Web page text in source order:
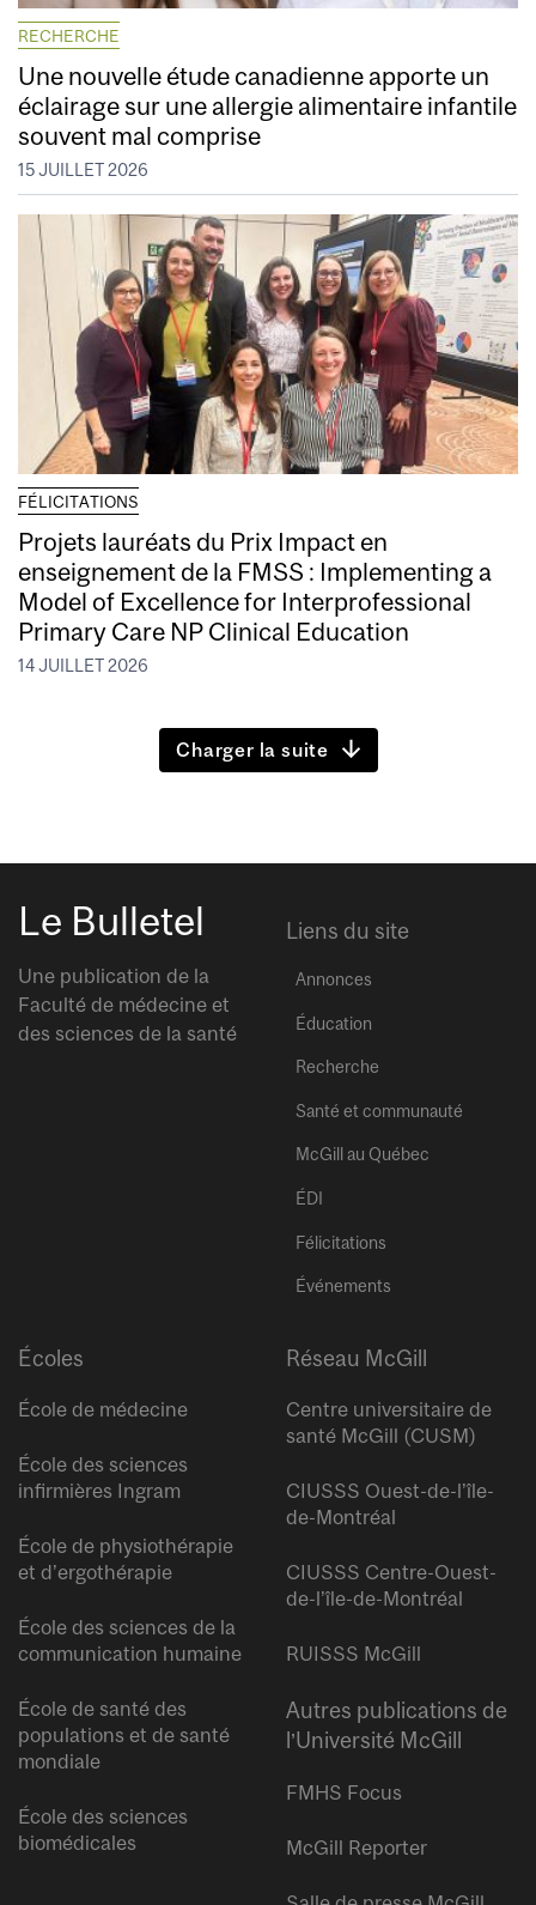
RECHERCHE
Une nouvelle étude canadienne apporte un
éclairage sur une allergie alimentaire infantile
souvent mal comprise
15 JUILLET 2026
FÉLICITATIONS
Projets lauréats du Prix Impact en
enseignement de la FMSS : Implementing a
Model of Excellence for Interprofessional
Primary Care NP Clinical Education
14 JUILLET 2026
Charger la suite
Le Bulletel
Une publication de la
Faculté de médecine et
des sciences de la santé
Liens du site
Annonces
Éducation
Recherche
Santé et communauté
McGill au Québec
ÉDI
Félicitations
Événements
Écoles
École de médecine
École des sciences
infirmières Ingram
École de physiothérapie
et d’ergothérapie
École des sciences de la
communication humaine
École de santé des
populations et de santé
mondiale
École des sciences
biomédicales
Réseau McGill
Centre universitaire de
santé McGill (CUSM)
CIUSSS Ouest-de-l’île-
de-Montréal
CIUSSS Centre-Ouest-
de-l’île-de-Montréal
RUISSS McGill
Autres publications de
l’Université McGill
FMHS Focus
McGill Reporter